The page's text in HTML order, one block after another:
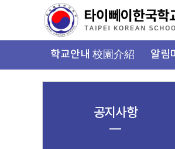
뉴
학교안내 校園介紹 알림
공지사항